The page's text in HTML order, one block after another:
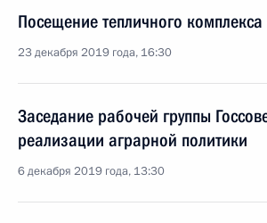
Посещение тепличного
23 декабря 2019 года, 16:30
Заседание рабочей группы
реализации аграрной политики
6 декабря 2019 года, 13:30